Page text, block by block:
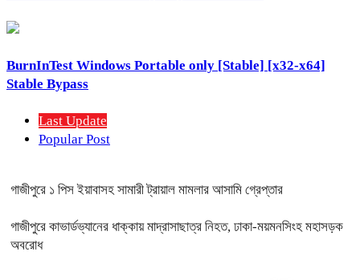
BurnInTest Windows Portable only [Stable] [x32-x64]
Stable Bypass
Last Update
Popular Post
গাজীপুরে ১ পিস ইয়াবাসহ সামারী ট্রায়াল মামলার আসামি গ্রেপ্তার
গাজীপুরে কাভার্ডভ্যানের ধাক্কায় মাদ্রাসাছাত্র নিহত, ঢাকা-ময়মনসিংহ মহাসড়ক
অবরোধ